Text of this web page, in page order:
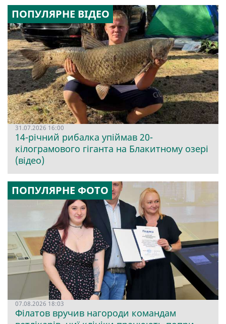
ПОПУЛЯРНЕ ВІДЕО
31.07.2026 16:00
14-річний рибалка упіймав 20-
кілограмового гіганта на Блакитному озері
(відео)
ПОПУЛЯРНЕ ФОТО
07.08.2026 18:03
Філатов вручив нагороди командам